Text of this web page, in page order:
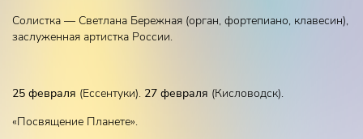
Солистка — Светлана Бережная (орган, фортепиано, клавесин),
заслуженная артистка России.
25 февраля (Ессентуки). 27 февраля (Кисловодск).
«Посвящение Планете».